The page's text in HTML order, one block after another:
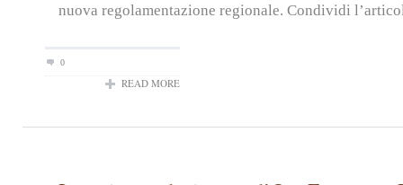
nuova regolamentazione regionale. Condividi
0
READ MORE